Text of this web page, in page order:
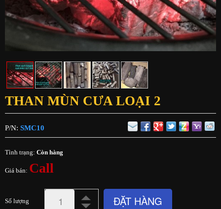
THAN MÙN CƯA LOẠI 2
P/N: SMC10
Tình trạng: Còn hàng
Giá bán: Call
Số lượng ĐẶT HÀNG